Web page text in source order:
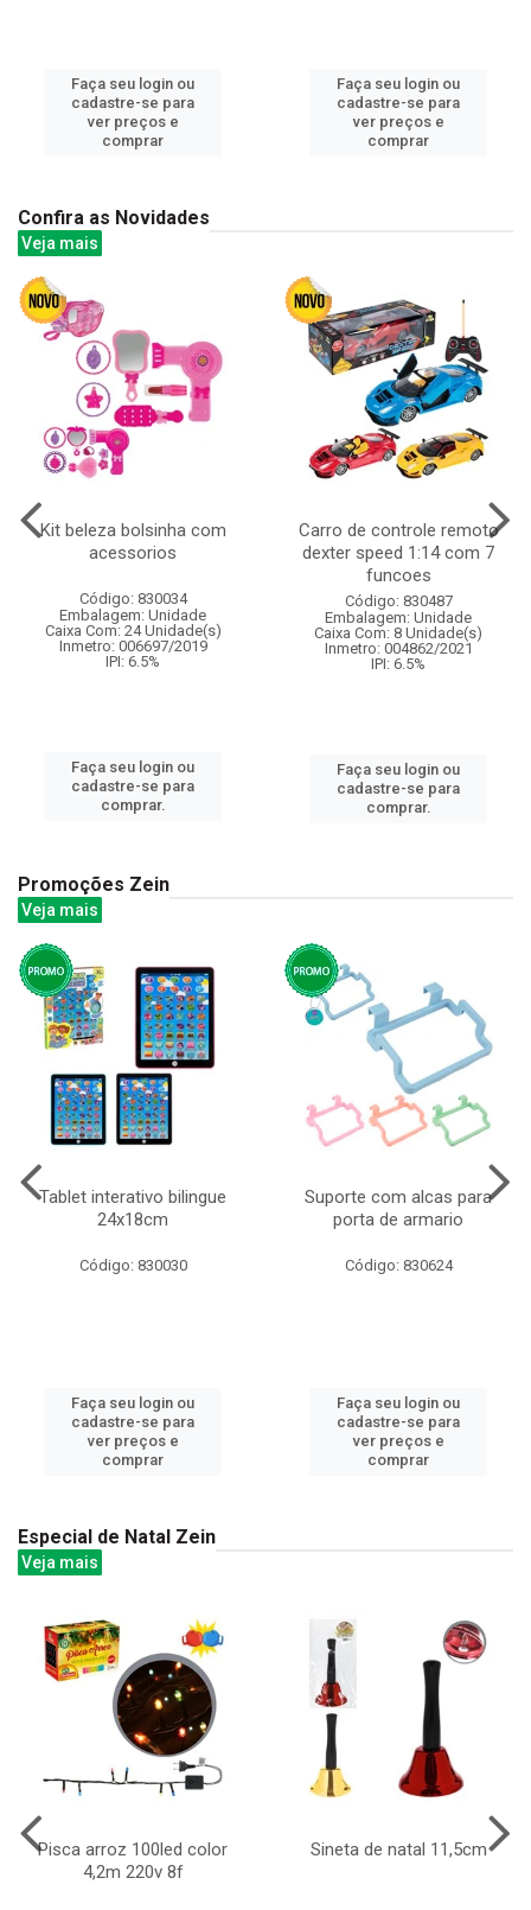
Faça seu login ou
cadastre-se para
ver preços e
comprar
Faça seu login ou
cadastre-se para
ver preços e
comprar
Confira as Novidades
Veja mais
Kit beleza bolsinha com
acessorios
Código: 830034
Embalagem: Unidade
Caixa Com: 24 Unidade(s)
Inmetro: 006697/2019
IPI: 6.5%
Faça seu login ou
cadastre-se para
comprar.
Carro de controle remoto
dexter speed 1:14 com 7
funcoes
Código: 830487
Embalagem: Unidade
Caixa Com: 8 Unidade(s)
Inmetro: 004862/2021
IPI: 6.5%
Faça seu login ou
cadastre-se para
comprar.
Promoções Zein
Veja mais
Tablet interativo bilingue
24x18cm
Código: 830030
Faça seu login ou
cadastre-se para
ver preços e
comprar
Suporte com alcas para
porta de armario
Código: 830624
Faça seu login ou
cadastre-se para
ver preços e
comprar
Especial de Natal Zein
Veja mais
Pisca arroz 100led color
4,2m 220v 8f
Sineta de natal 11,5cm